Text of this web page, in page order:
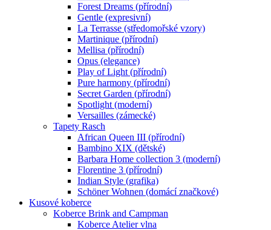
Forest Dreams (přírodní)
Gentle (expresivní)
La Terrasse (středomořské vzory)
Martinique (přírodní)
Mellisa (přírodní)
Opus (elegance)
Play of Light (přírodní)
Pure harmony (přírodní)
Secret Garden (přírodní)
Spotlight (moderní)
Versailles (zámecké)
Tapety Rasch
African Queen III (přírodní)
Bambino XIX (dětské)
Barbara Home collection 3 (moderní)
Florentine 3 (přírodní)
Indian Style (grafika)
Schöner Wohnen (domácí značkové)
Kusové koberce
Koberce Brink and Campman
Koberce Atelier vlna